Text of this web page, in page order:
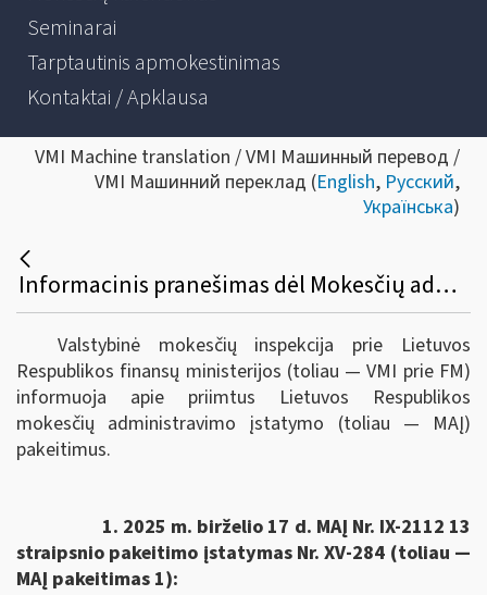
Seminarai
Tarptautinis apmokestinimas
Kontaktai / Apklausa
VMI Machine translation / VMI Машинный перевод /
VMI Машинний переклад (English, Русский,
Українська)
Informacinis pranešimas dėl Mokesčių administravimo įstatymo pakeitimo
Valstybinė mokesčių inspekcija prie Lietuvos
Respublikos finansų ministerijos (toliau — VMI prie FM)
informuoja apie priimtus Lietuvos Respublikos
mokesčių administravimo įstatymo (toliau — MAĮ)
pakeitimus.
1. 2025 m. birželio 17 d. MAĮ Nr. IX-2112 13
straipsnio pakeitimo įstatymas Nr. XV-284 (toliau —
MAĮ pakeitimas 1):